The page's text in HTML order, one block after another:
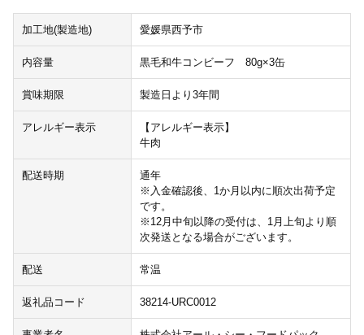
加工地(製造地) 愛媛県西予市
内容量 黒毛和牛コンビーフ 80g×3缶
賞味期限 製造日より3年間
アレルギー表示
【アレルギー表示】
牛肉
配送時期
通年
※入金確認後、1か月以内に順次出荷予定
です。
※12月中旬以降の受付は、1月上旬より順
次発送となる場合がございます。
配送 常温
返礼品コード 38214-URC0012